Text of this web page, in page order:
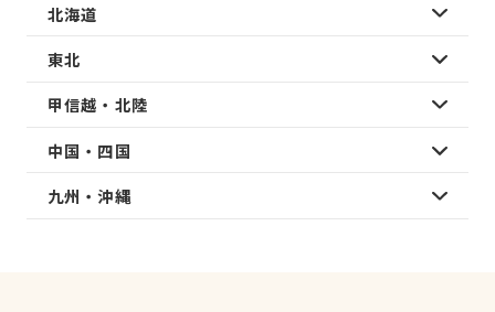
北海道
東北
甲信越・北陸
中国・四国
九州・沖縄